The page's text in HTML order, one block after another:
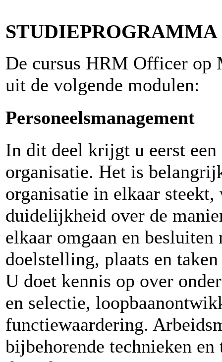
STUDIEPROGRAMMA
De cursus HRM Officer op
uit de volgende modulen:
Personeelsmanagement
In dit deel krijgt u eerst
organisatie. Het is
organisatie in elkaar steekt,
duidelijkheid over de
elkaar omgaan en besluiten
doelstelling, plaats en
U doet kennis op over
en selectie,
functiewaardering.
bijbehorende technieken en